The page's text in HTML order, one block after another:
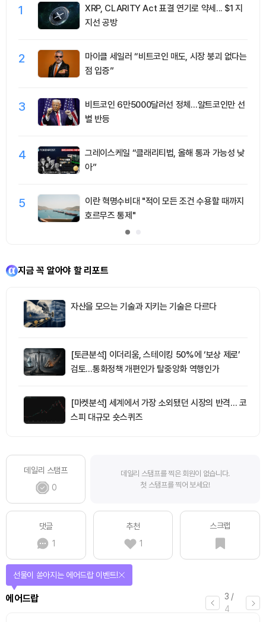
1
XRP, CLARITY Act 표결 연기로 약세... $1 지
지선 공방
2
마이클 세일러 “비트코인 매도, 시장 붕괴 없다는
점 입증”
3
비트코인 6만5000달러선 정체…알트코인만 선
별 반등
4
그레이스케일 “클래리티법, 올해 통과 가능성 낮
아”
5
이란 혁명수비대 "적이 모든 조건 수용할 때까지
호르무즈 통제"
지금 꼭 알아야 할 리포트
자산을 모으는 기술과 지키는 기술은 다르다
[토큰분석] 이더리움, 스테이킹 50%에 ‘보상 제로’
검토…통화정책 개편인가 탈중앙화 역행인가
[마켓분석] 세계에서 가장 소외됐던 시장의 반격… 코
스피 대규모 숏스퀴즈
데일리 스탬프
0
데일리 스탬프를 찍은 회원이 없습니다.
첫 스탬프를 찍어 보세요!
댓글
1
추천
1
스크랩
4 /
4
퀴즈
퀴즈풀고 선물 받자!